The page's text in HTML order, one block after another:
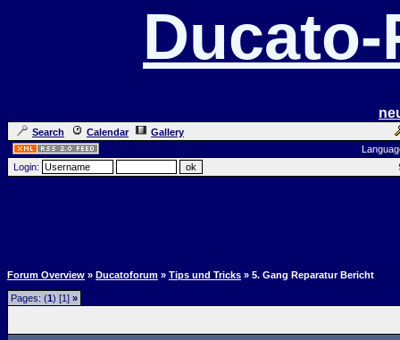
Search Calendar
Gallery
Login:
Forum Overview » Ducatoforum » Tips und Tricks » 5. Gang Reparatur Bericht
Pages: (1) [1] »